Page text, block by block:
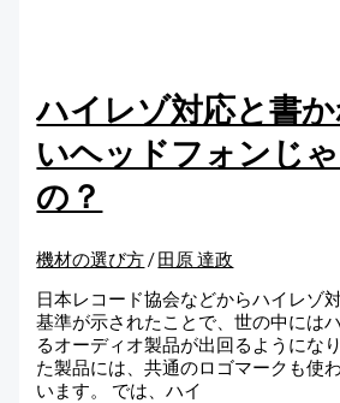
ハイレゾ対応と書
いヘッドフォンじ
の？
機材の選び方/田原 達政
日本レコード協会などからハイレゾ
基準が示されたことで、世の中には
るオーディオ製品が出回るようにな
た製品には、共通のロゴマークも使
います。 では、ハイ